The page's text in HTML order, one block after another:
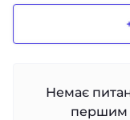
Немає
першим